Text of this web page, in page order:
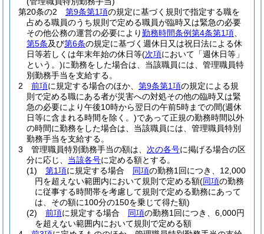
第20条の2
第9条第1項の規定に基づく規則で指定する職を
占める職員のうち規則で定める職員が臨時又は緊急の必要
その他公務の運営の必要により勤務時間条例第4条第1項
第5条及び第6条の規定に基づく週休日又は祝日法による休
日等若しくは年末年始の休日等(次項において「週休日等」
という。)に勤務をした場合は、当該職員には、管理職員特
別勤務手当を支給する。
2
前項に規定する場合のほか、 第9条第1項の規定による規
則で定める職にある者が災害への対処その他の臨時又は緊
急の必要により午後10時から翌日の午前5時までの間(週休
日等に含まれる時間を除く。)であって正規の勤務時間以外
の時間に勤務をした場合は、当該職員には、管理職員特別
勤務手当を支給する。
3
管理職員特別勤務手当の額は、 次の各号に掲げる場合の区
分に応じ、 当該各号に定める額とする。
(1)
第1項に規定する場合 同項の勤務1回につき、12,000
円を超えない範囲内において規則で定める額(同項の勤務
に従事する時間帯を考慮して規則で定める勤務にあって
は、その額に100分の150を乗じて得た額)
(2)
前項に規定する場合 同項の勤務1回につき、6,000円
を超えない範囲内において規則で定める額